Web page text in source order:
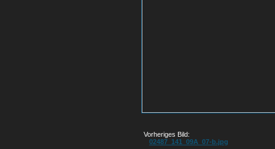
Vorheriges Bild:
02487_141_09A_07-b.jpg